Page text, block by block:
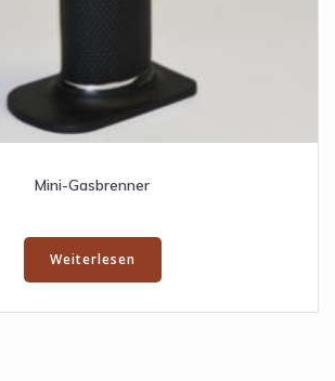
Mini-Gasbrenner
Weiterlesen